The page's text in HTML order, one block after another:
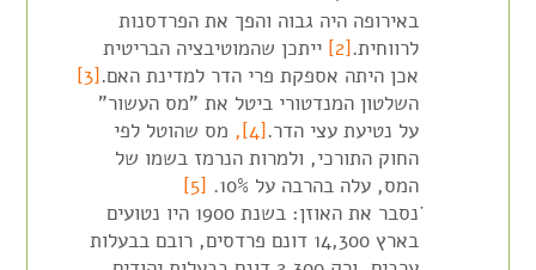
באירופה היה גבוה והפך את הפרדסנות
לרווחית.[2]
ייתכן שהמוטיבציה הבריטית
אכן היתה אספקת פרי הדר למדינת האם.[3]
השלטון המנדטורי ביטל את "מס העשור"
על נטיעת עצי הדר.[4],
מס שהוטל לפי
החוק התורכי, ולמרות הנרמז בשמו של
המס, עלה בהרבה על 10%.
[5]
ׁׁׁנסבר את האוזן: בשנת 1900 היו נטועים
בארץ 14,300 דונם פרדסים, רובם בבעלות